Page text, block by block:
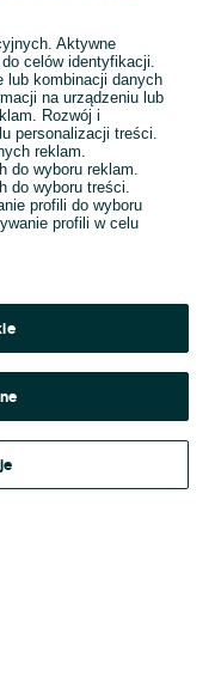
wskazanych powyżej,
aktualnym brzmieniu.
Aktywne
celów identyfikacji.
lub kombinacji danych
na urządzeniu lub
Rozwój i
personalizacji treści.
reklam.
do wyboru reklam.
do wyboru treści.
profili do wyboru
profili w celu